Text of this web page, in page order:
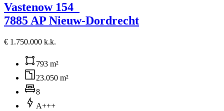
Vastenow 154
7885 AP Nieuw-Dordrecht
€ 1.750.000 k.k.
793 m²
23.050 m²
8
A+++